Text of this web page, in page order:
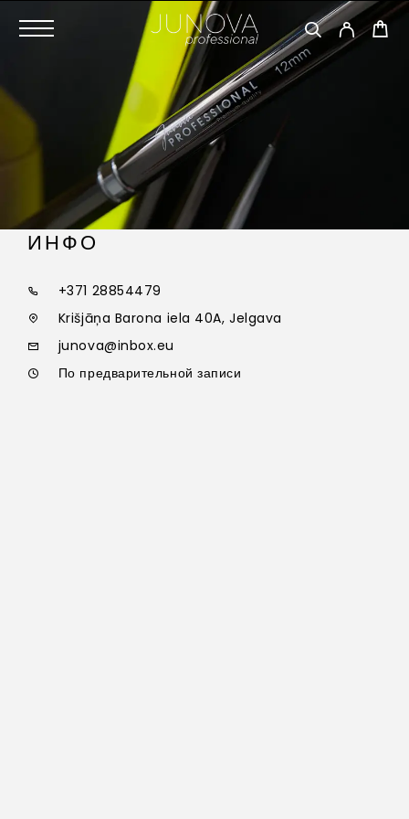
ИНФО
+371 28854479
Krišjāņa Barona iela 40A, Jelgava
junova@inbox.eu
По предварительной записи